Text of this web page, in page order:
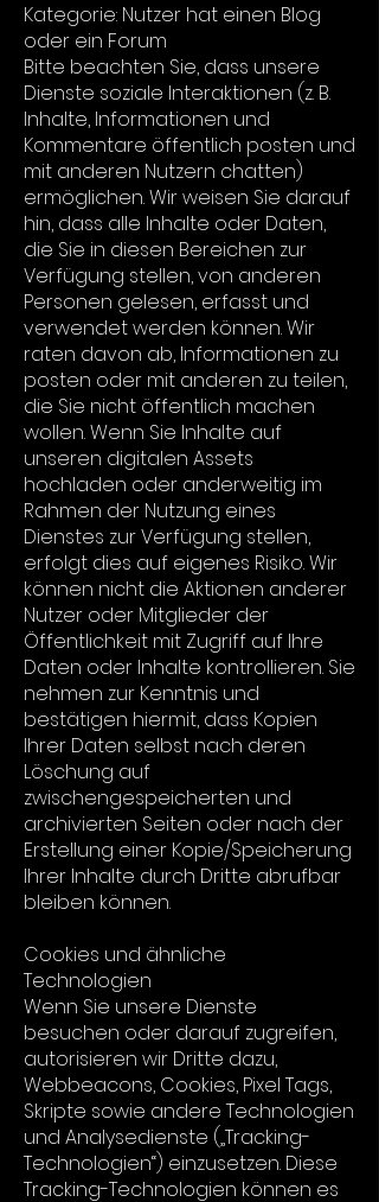
Kategorie: Nutzer hat einen Blog
oder ein Forum
Bitte beachten Sie, dass unsere
Dienste soziale Interaktionen (z. B.
Inhalte, Informationen und
Kommentare öffentlich posten und
mit anderen Nutzern chatten)
ermöglichen. Wir weisen Sie darauf
hin, dass alle Inhalte oder Daten,
die Sie in diesen Bereichen zur
Verfügung stellen, von anderen
Personen gelesen, erfasst und
verwendet werden können. Wir
raten davon ab, Informationen zu
posten oder mit anderen zu teilen,
die Sie nicht öffentlich machen
wollen. Wenn Sie Inhalte auf
unseren digitalen Assets
hochladen oder anderweitig im
Rahmen der Nutzung eines
Dienstes zur Verfügung stellen,
erfolgt dies auf eigenes Risiko. Wir
können nicht die Aktionen anderer
Nutzer oder Mitglieder der
Öffentlichkeit mit Zugriff auf Ihre
Daten oder Inhalte kontrollieren. Sie
nehmen zur Kenntnis und
bestätigen hiermit, dass Kopien
Ihrer Daten selbst nach deren
Löschung auf
zwischengespeicherten und
archivierten Seiten oder nach der
Erstellung einer Kopie/Speicherung
Ihrer Inhalte durch Dritte abrufbar
bleiben können.
Cookies und ähnliche
Technologien
Wenn Sie unsere Dienste
besuchen oder darauf zugreifen,
autorisieren wir Dritte dazu,
Webbeacons, Cookies, Pixel Tags,
Skripte sowie andere Technologien
und Analysedienste („Tracking-
Technologien“) einzusetzen. Diese
Tracking-Technologien können es